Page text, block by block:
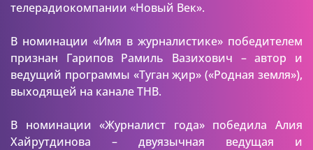
телерадиокомпании «Новый Век».
В номинации «Имя в журналистике» победителем
признан Гарипов Рамиль Вазихович – автор и
ведущий программы «Туган җир» («Родная земля»),
выходящей на канале ТНВ.
В номинации «Журналист года» победила Алия
Хайрутдинова – двуязычная ведущая и